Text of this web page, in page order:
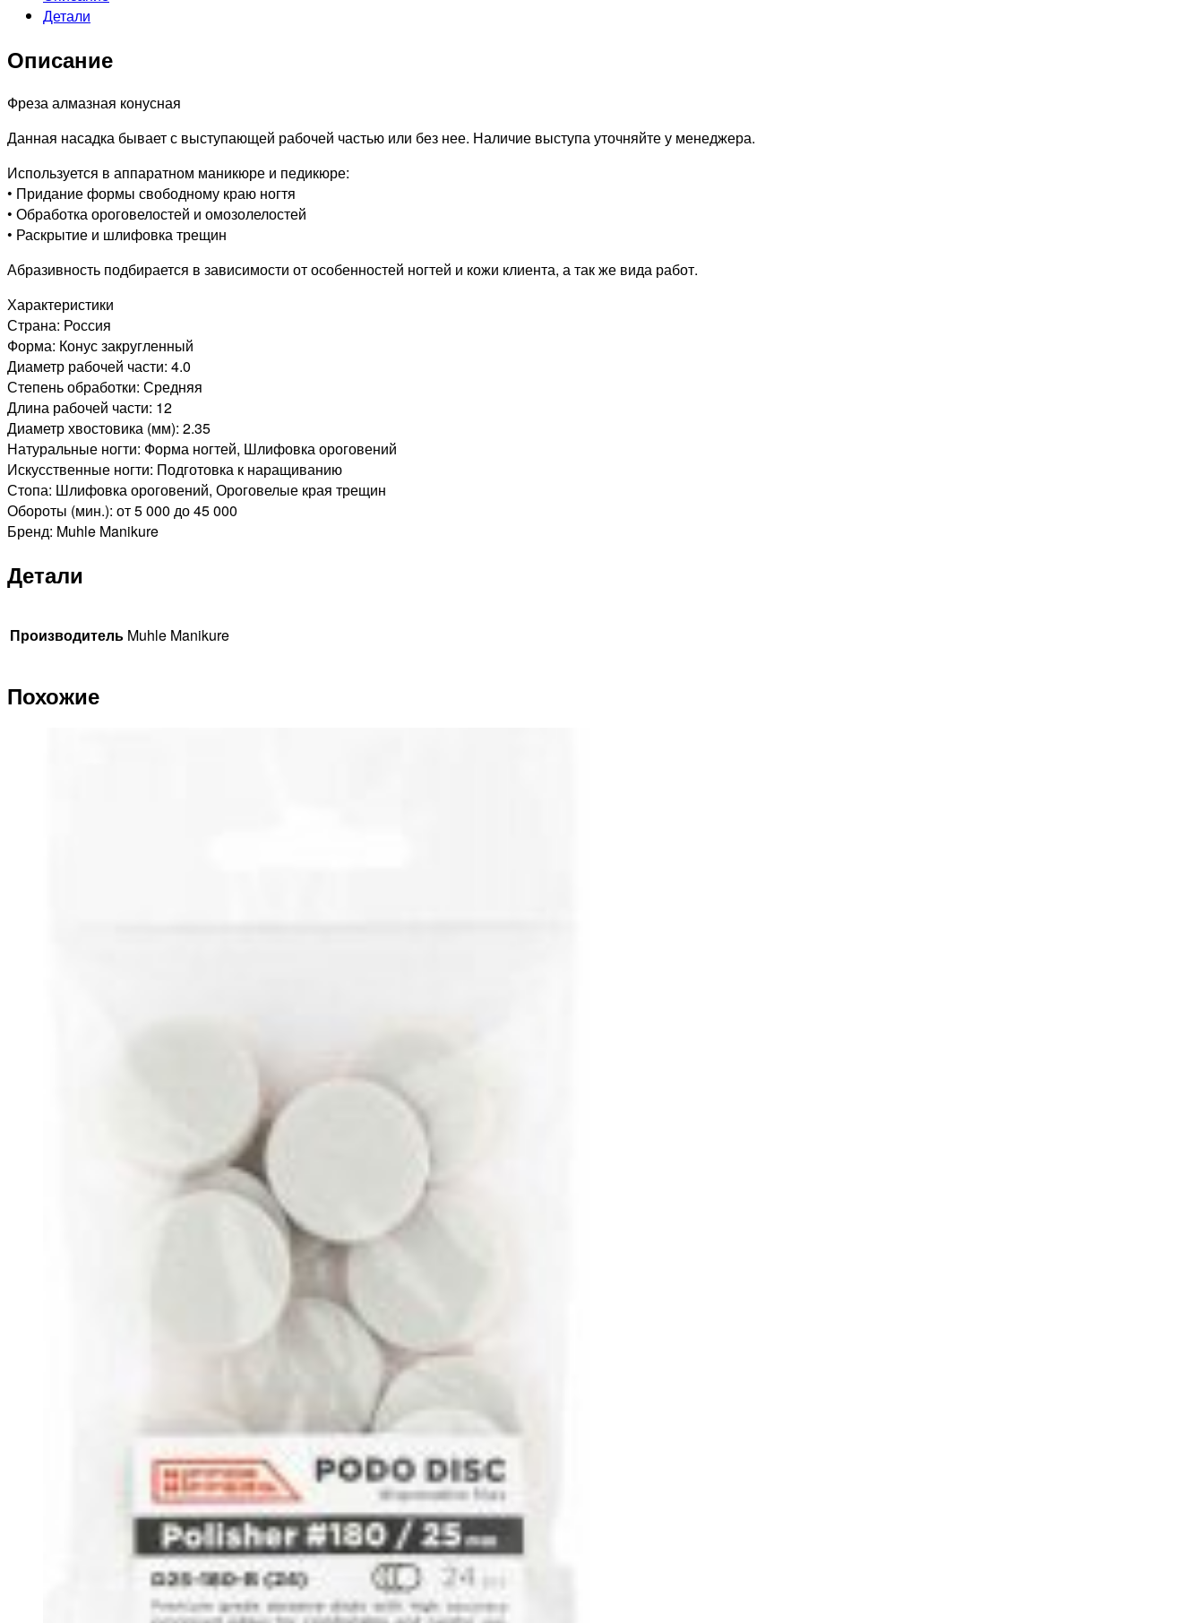
266
040
(Конус
Детали
Описание
Фреза алмазная конусная
Данная насадка бывает с выступающей рабочей частью или без нее. Наличие выступа уточняйте у менеджера.
Используется в аппаратном маникюре и педикюре:
• Придание формы свободному краю ногтя
• Обработка ороговелостей и омозолелостей
• Раскрытие и шлифовка трещин
Абразивность подбирается в зависимости от особенностей ногтей и кожи клиента, а так же вида работ.
Характеристики
Страна: Россия
Форма: Конус закругленный
Диаметр рабочей части: 4.0
Степень обработки: Средняя
Длина рабочей части: 12
Диаметр хвостовика (мм): 2.35
Натуральные ногти: Форма ногтей, Шлифовка ороговений
Искусственные ногти: Подготовка к наращиванию
Стопа: Шлифовка ороговений, Ороговелые края трещин
Обороты (мин.): от 5 000 до 45 000
Бренд: Muhle Manikure
Детали
Производитель Muhle Manikure
Похожие